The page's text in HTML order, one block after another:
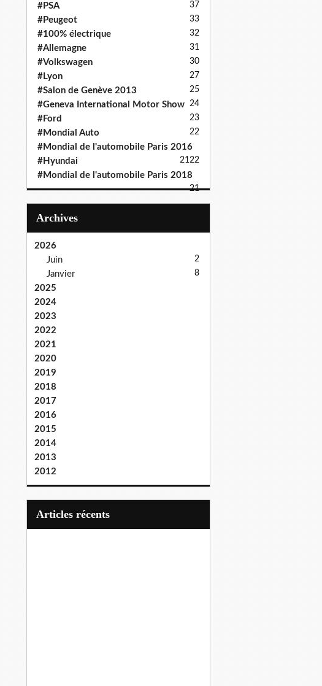
#PSA 37
#Peugeot 33
#100% électrique 32
#Allemagne 31
#Volkswagen 30
#Lyon 27
#Salon de Genève 2013 25
#Geneva International Motor Show 24
#Ford 23
#Mondial Auto 22
#Mondial de l'automobile Paris 2016
22
#Hyundai 21
#Mondial de l'automobile Paris 2018
21
Archives
2026
Juin
2
Janvier 8
2025
2024
2023
2022
2021
2020
2019
2018
2017
2016
2015
2014
2013
2012
articles récents